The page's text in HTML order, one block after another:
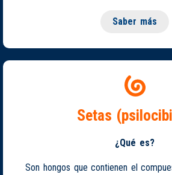
Saber más
Setas
¿Qué es?
Son hongos que contienen el